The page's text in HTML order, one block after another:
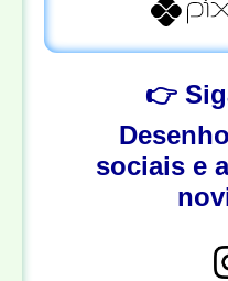
👉
sociais e